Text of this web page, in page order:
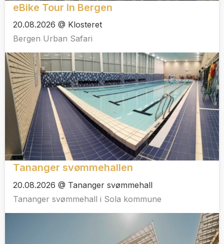
eBike Tour In Bergen
20.08.2026 @ Klosteret
Bergen Urban Safari
Tananger svømmehallen
20.08.2026 @ Tananger svømmehall
Tananger svømmehall i Sola kommune